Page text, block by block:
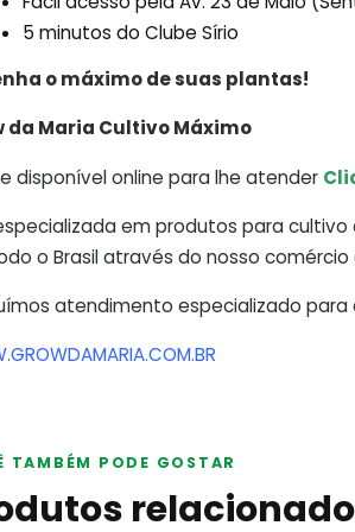
5 minutos do Clube Sírio
o máximo de suas plantas!
da Maria Cultivo Máximo
disponível online para lhe atender
em produtos para
o Brasil através do nosso comércio
atendimento especializado
TAMBÉM PODE GOSTAR